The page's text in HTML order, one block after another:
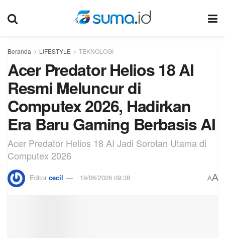
Beranda LIFESTYLE TEKNOLOGI
Acer Predator Helios 18 AI
Resmi Meluncur di
Computex 2026, Hadirkan
Era Baru Gaming Berbasis AI
Acer Predator Helios 18 AI Jadi Sorotan Utama di
Computex 2026
Editor cecil 19/06/2026 09:38 AA